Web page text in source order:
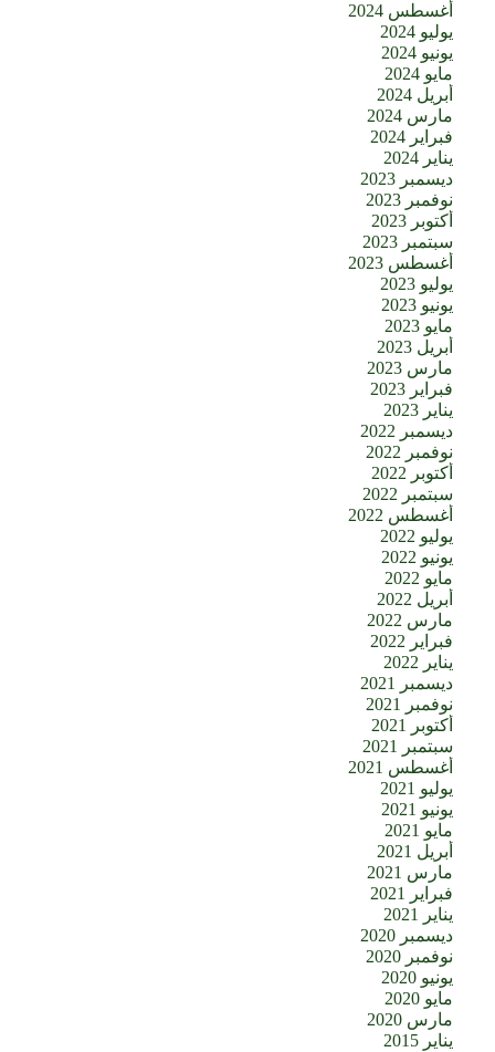
أغسطس 2024
يوليو 2024
يونيو 2024
مايو 2024
أبريل 2024
مارس 2024
فبراير 2024
يناير 2024
ديسمبر 2023
نوفمبر 2023
أكتوبر 2023
سبتمبر 2023
أغسطس 2023
يوليو 2023
يونيو 2023
مايو 2023
أبريل 2023
مارس 2023
فبراير 2023
يناير 2023
ديسمبر 2022
نوفمبر 2022
أكتوبر 2022
سبتمبر 2022
أغسطس 2022
يوليو 2022
يونيو 2022
مايو 2022
أبريل 2022
مارس 2022
فبراير 2022
يناير 2022
ديسمبر 2021
نوفمبر 2021
أكتوبر 2021
سبتمبر 2021
أغسطس 2021
يوليو 2021
يونيو 2021
مايو 2021
أبريل 2021
مارس 2021
فبراير 2021
يناير 2021
ديسمبر 2020
نوفمبر 2020
يونيو 2020
مايو 2020
مارس 2020
يناير 2015